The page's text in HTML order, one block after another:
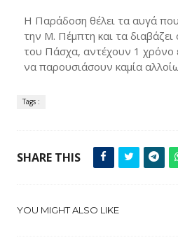
Η Παράδοση θέλει τα αυγά
την Μ. Πέμπτη και τα διαβάζει
του Πάσχα, αντέχουν 1 χρόνο
να παρουσιάσουν καμία
Tags :
SHARE THIS
YOU MIGHT ALSO LIKE